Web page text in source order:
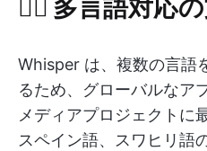
Whisper は、複数の言語
るため、グローバルなア
メディアプロジェクトに
スペイン語、スワヒリ語